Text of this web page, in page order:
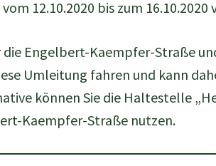
12.10.2020 bis zum
Engelbert-Kaempfer-Straße
Umleitung fahren und kann
können Sie die Haltestelle
Kaempfer-Straße nutzen.